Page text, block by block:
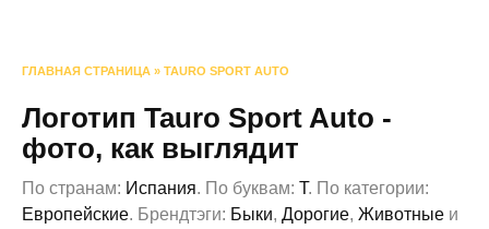
ГЛАВНАЯ СТРАНИЦА » TAURO SPORT AUTO
Логотип Tauro Sport Auto -
фото, как выглядит
По странам: Испания. По буквам: T. По категории:
Европейские. Брендтэги: Быки, Дорогие, Животные и